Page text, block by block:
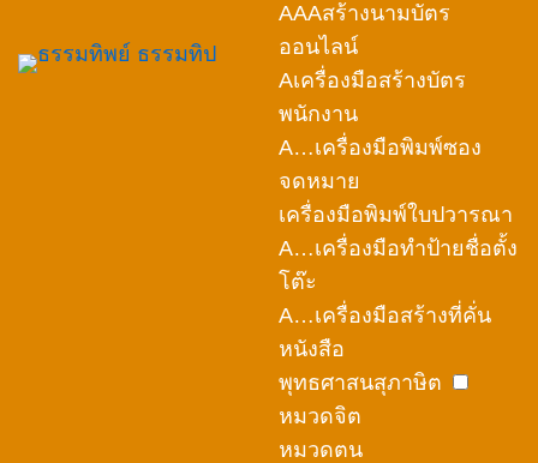
AAAสร้างนามบัตร
ออนไลน์
Aเครื่องมือสร้างบัตร
พนักงาน
A…เครื่องมือพิมพ์ซอง
จดหมาย
เครื่องมือพิมพ์ใบปวารณา
A…เครื่องมือทำป้ายชื่อตั้ง
โต๊ะ
A…เครื่องมือสร้างที่คั่น
หนังสือ
พุทธศาสนสุภาษิต
หมวดจิต
หมวดตน